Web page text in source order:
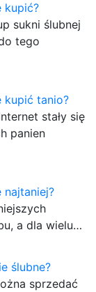
kupić?
sukni ślubnej
tego
kupić tanio?
stały się
panien
najtaniej?
a dla wielu…
ślubne?
sprzedać